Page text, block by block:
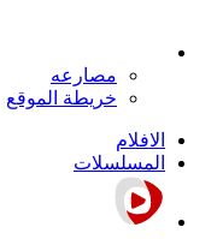
مصارعه
خريطة الموقع
الافلام
المسلسلات